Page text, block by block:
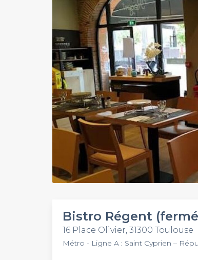
Bistro Régent
16 Place Olivier, 31300 Toulouse
Métro - Ligne A : Saint Cyprien –